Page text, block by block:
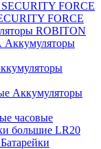
FORCE
ROBITON
Аккумуляторы
Аккумуляторы
часовые
большие LR20
Батарейки